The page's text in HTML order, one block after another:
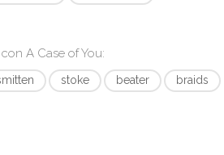
conA Case of You:
stoke beater
braids